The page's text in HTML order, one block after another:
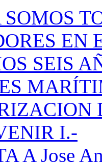
EN
SEIS
I.-
A Jose